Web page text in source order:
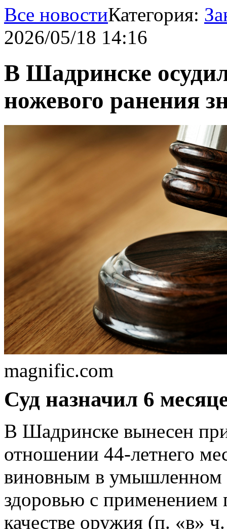
Все новостиКатегория:
2026/05/18 14:16
В Шадринске
ножевого ранения
magnific.com
Суд назначил 6
В Шадринске вынесен
отношении 44-летнего
виновным в умышленном
здоровью с применением
качестве оружия (п. «в»